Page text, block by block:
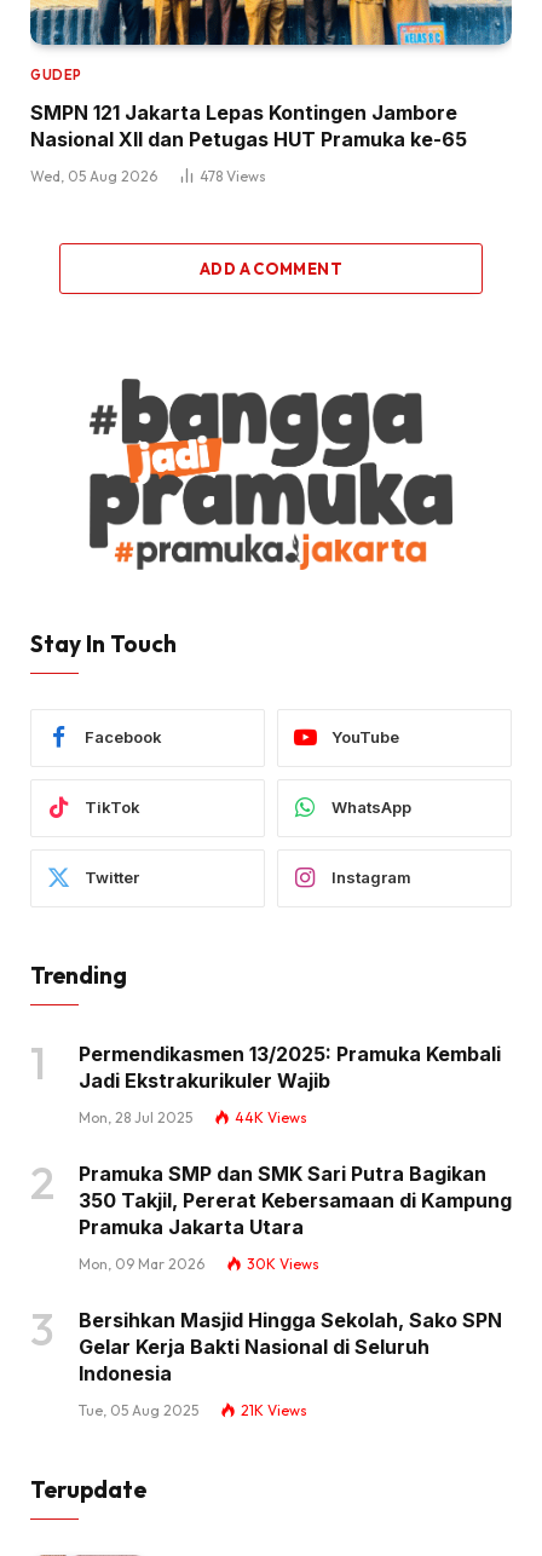
GUDEP
SMPN 121 Jakarta Lepas Kontingen Jambore
Nasional XII dan Petugas HUT Pramuka ke-65
Wed, 05 Aug 2026 478 Views
ADD A COMMENT
Stay In Touch
Facebook YouTube
TikTok WhatsApp
Twitter Instagram
Trending
Permendikasmen 13/2025: Pramuka Kembali
Jadi Ekstrakurikuler Wajib
Mon, 28 Jul 2025 44K Views
Pramuka SMP dan SMK Sari Putra Bagikan
350 Takjil, Pererat Kebersamaan di Kampung
Pramuka Jakarta Utara
Mon, 09 Mar 2026 30K Views
Bersihkan Masjid Hingga Sekolah, Sako SPN
Gelar Kerja Bakti Nasional di Seluruh
Indonesia
Tue, 05 Aug 2025 21K Views
Terupdate